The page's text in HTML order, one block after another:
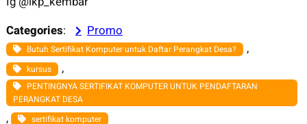
Categories: Promo
Butuh Sertifikat Komputer untuk Daftar Perangkat Desa? ,
kursus ,
PENTINGNYA SERTIFIKAT KOMPUTER UNTUK PENDAFTARAN
PERANGKAT DESA
, sertifikat komputer